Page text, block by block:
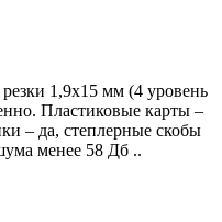
1,9х15 мм (4 уровень
Пластиковые карты –
– да, степлерные скобы
менее 58 Дб ..